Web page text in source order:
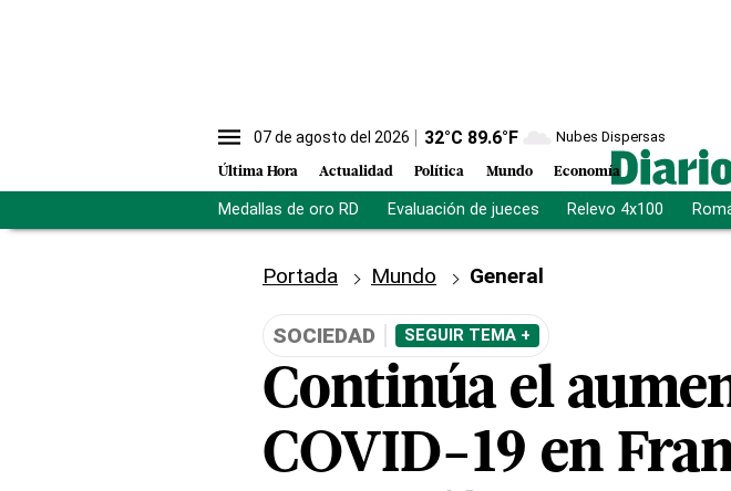
07 de agosto del 2026 32°C 89.6°F Nubes Dispersas
Última Hora Actualidad Política Mundo Economía
Medallas de oro RD Evaluación de jueces Relevo 4x100
Portada Mundo General
SOCIEDAD SEGUIR TEMA +
Continúa el
COVID-19 en